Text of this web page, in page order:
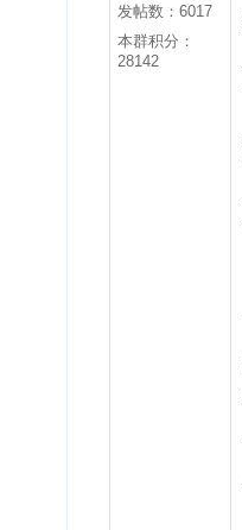
发帖数：6017
本群积分：
28142